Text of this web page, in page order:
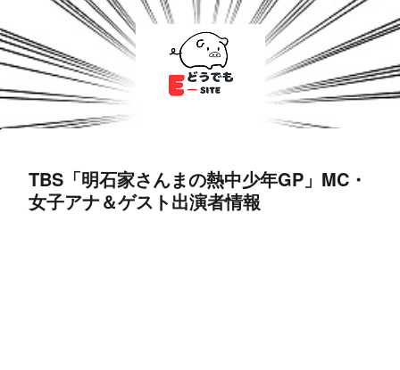
TBS「明石家さんまの熱中少年GP」MC・
女子アナ＆ゲスト出演者情報